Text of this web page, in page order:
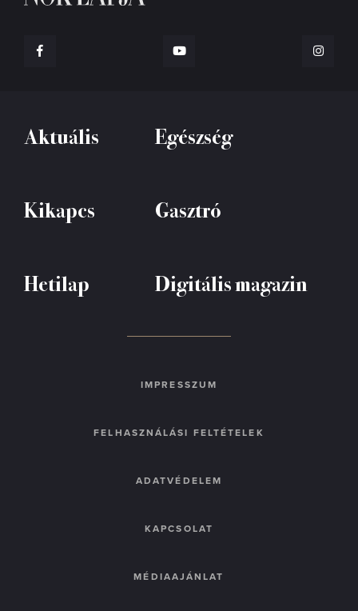
Aktuális Egészség
Kikapcs Gasztró
Hetilap Digitális magazin
IMPRESSZUM
FELHASZNÁLÁSI FELTÉTELEK
ADATVÉDELEM
KAPCSOLAT
MÉDIAAJÁNLAT